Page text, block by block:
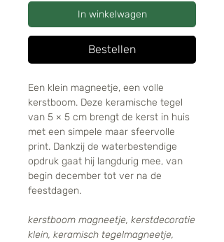
In winkelwagen
Bestellen
Een klein magneetje, een volle
kerstboom. Deze keramische tegel
van 5 × 5 cm brengt de kerst in huis
met een simpele maar sfeervolle
print. Dankzij de waterbestendige
opdruk gaat hij langdurig mee, van
begin december tot ver na de
feestdagen.
kerstboom magneetje, kerstdecoratie
klein, keramisch tegelmagneetje,